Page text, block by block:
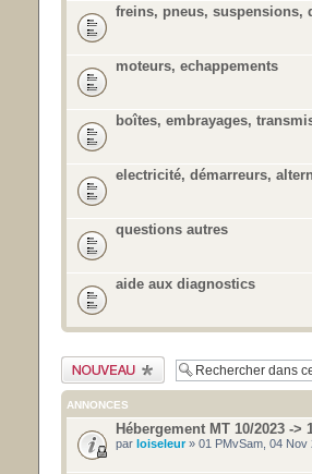
freins, pneus, suspensions,
moteurs, echappements
boîtes, embrayages,
electricité, démarreurs,
questions autres
aide aux diagnostics
Publier un nouveau
sujet
ANNONCES
Hébergement MT 10/2023 ->
par loiseleur» 01 PMvSam, 04 Nov